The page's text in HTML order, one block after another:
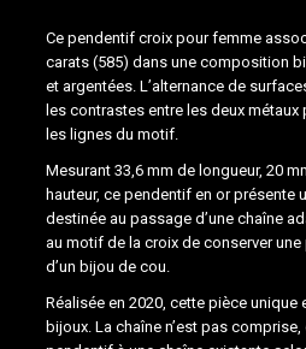
Ce pendentif croix pour femme
carats (585) dans une composition
et argentées. L’alternance de
les contrastes entre les deux métaux
les lignes du motif.
Mesurant 33,6 mm de longueur, 20
hauteur, ce pendentif en or présente
destinée au passage d’une chaîne
au motif de la croix de conserver
d’un bijou de cou.
Réalisée en 2020, cette pièce unique
bijoux. La chaîne n’est pas